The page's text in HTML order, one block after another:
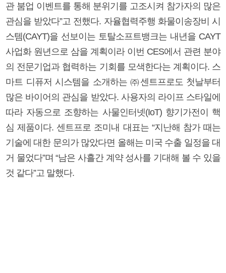
관 붐업 이벤트를 통해 분위기를 고조시켜 참가자의 많은
관심을 받았다”고 전했다. 자율협력주행 화물이송장비 시
스템(CAYT)을 선보이는 토탈소프트뱅크는 내년을 CAYT
사업화 원년으로 삼을 계획이라 이번 CES에서 관련 분야
의 전문기업과 협력하는 기회를 모색한다는 계획이다. 스
마트 디퓨저 시스템을 소개하는 ㈜센트프로도 첫날부터
많은 바이어의 관심을 받았다. 사용자의 라이프 스타일에
따라 자동으로 조향하는 사물인터넷(IoT) 향기가전이 핵
심 제품이다. 센트프로 조미내 대표는 “지난해 참가 때는
기술에 대한 문의가 많았다면 올해는 미국 수출 일정을 대
거 물었다”며 “남은 사흘간 계약 성사를 기대해 볼 수 있을
것 같다”고 말했다.